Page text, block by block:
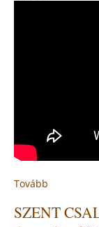
Tovább
bejövetele
SZENT